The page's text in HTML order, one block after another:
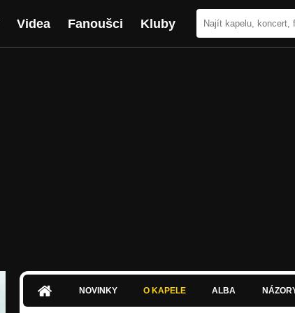
Videa Fanoušci Kluby
NOVINKY O KAPELE ALBA